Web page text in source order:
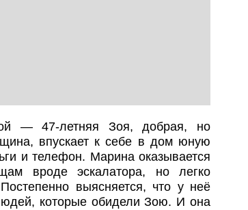
— 47-летняя Зоя, добрая, но
впускает к себе в дом юную
и телефон. Марина оказывается
вроде эскалатора, но легко
выясняется, что у неё
которые обидели Зою. И она